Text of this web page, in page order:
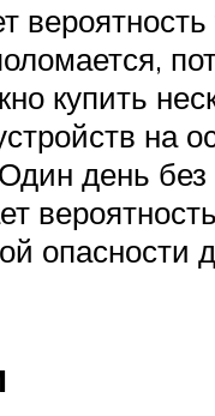
вероятность
купить
на
день
вероятность
опасности